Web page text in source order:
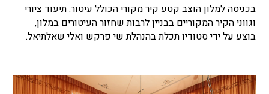
בכניסה למלון הוצב קטע קיר מקורי הכולל עיטור. תיעוד ציורי
וגווני הקיר המקוריים בבניין לרבות שחזור העיטורים במלון,
בוצע על ידי סטודיו תכלת בהנהלת שי פרקש ואלי שאלתיאל.